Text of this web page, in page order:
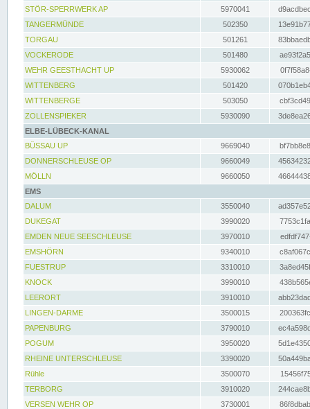
STÖR-SPERRWERK AP 5970041
TANGERMÜNDE
502350
TORGAU
501261
VOCKERODE
501480
WEHR GEESTHACHT UP
5930062
WITTENBERG
501420
WITTENBERGE
503050
ZOLLENSPIEKER
5930090
ELBE-LÜBECK-KANAL
BÜSSAU UP
9669040
DONNERSCHLEUSE OP
9660049
MÖLLN
9660050
EMS
DALUM
3550040
DUKEGAT
3990020
EMDEN NEUE SEESCHLEUSE
3970010
EMSHÖRN
9340010
FUESTRUP
3310010
KNOCK
3990010
LEERORT
3910010
LINGEN-DARME
3500015
PAPENBURG
3790010
POGUM
3950020
RHEINE UNTERSCHLEUSE
3390020
Rühle
3500070
TERBORG
3910020
VERSEN WEHR OP
3730001